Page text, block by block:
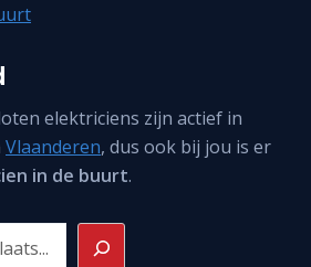
elektriciens zijn actief in
Vlaanderen, dus ook bij jou is er
in de buurt.